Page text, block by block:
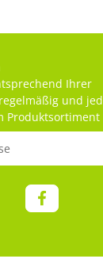
Ihrer
regelmäßig und
Produktsortiment